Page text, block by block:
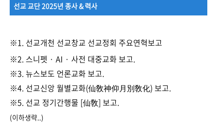
선교 교단 2025년 종사 & 력사
※1. 선교개천 선교창교 선교정회 주요연혁보고
※2. 스니펫 · AI · 사전 대중교화 보고.
※3. 뉴스보도 언론교화 보고.
※4. 선교신앙 월별교화(仙敎神仰月別敎化) 보고.
※5. 선교 정기간행물 [仙敎] 보고.
(이하생략..)